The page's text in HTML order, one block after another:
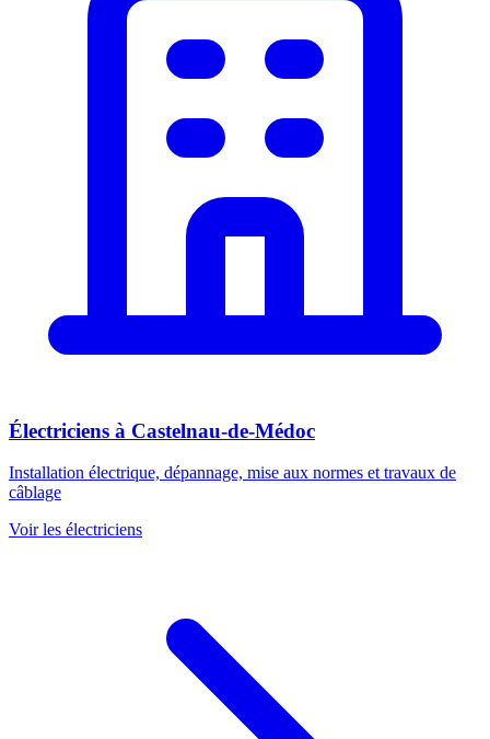
Électriciens à Castelnau-de-Médoc
Installation électrique, dépannage, mise aux normes et travaux de
câblage
Voir les électriciens